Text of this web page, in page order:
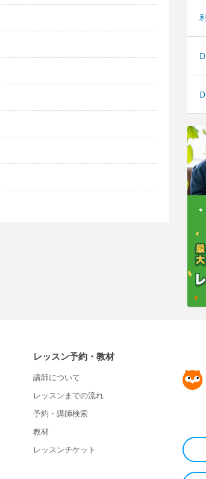
レッスン予約・教材
講師について
レッスンまでの流れ
予約・講師検索
教材
レッスンチケット